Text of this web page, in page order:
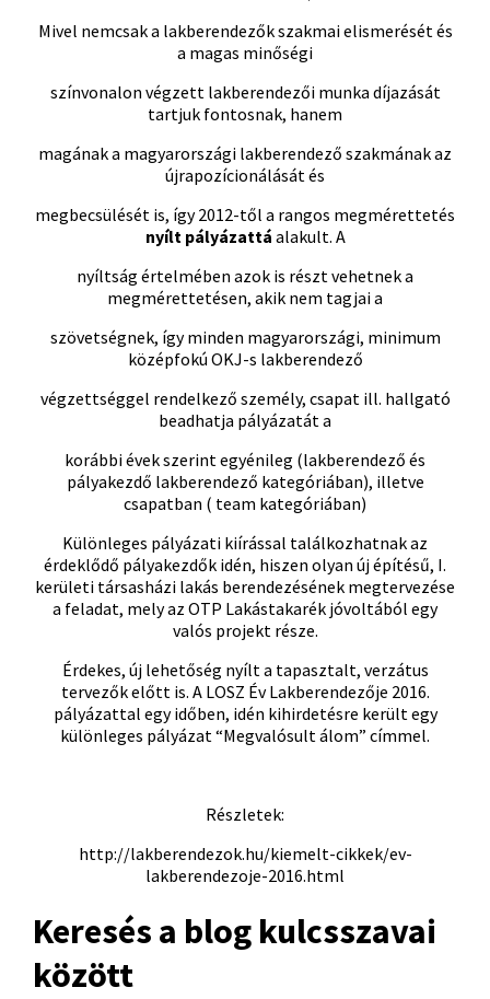
Mivel nemcsak a lakberendezők szakmai elismerését és
a magas minőségi
színvonalon végzett lakberendezői munka díjazását
tartjuk fontosnak, hanem
magának a magyarországi lakberendező szakmának az
újrapozícionálását és
megbecsülését is, így 2012-től a rangos megmérettetés
nyílt pályázattá alakult. A
nyíltság értelmében azok is részt vehetnek a
megmérettetésen, akik nem tagjai a
szövetségnek, így minden magyarországi, minimum
középfokú OKJ-s lakberendező
végzettséggel rendelkező személy, csapat ill. hallgató
beadhatja pályázatát a
korábbi évek szerint egyénileg (lakberendező és
pályakezdő lakberendező kategóriában), illetve
csapatban ( team kategóriában)
Különleges pályázati kiírással találkozhatnak az
érdeklődő pályakezdők idén, hiszen olyan új építésű, I.
kerületi társasházi lakás berendezésének megtervezése
a feladat, mely az OTP Lakástakarék jóvoltából egy
valós projekt része.
Érdekes, új lehetőség nyílt a tapasztalt, verzátus
tervezők előtt is. A LOSZ Év Lakberendezője 2016.
pályázattal egy időben, idén kihirdetésre került egy
különleges pályázat “Megvalósult álom” címmel.
Részletek:
http://lakberendezok.hu/kiemelt-cikkek/ev-
lakberendezoje-2016.html
Keresés a blog kulcsszavai
között